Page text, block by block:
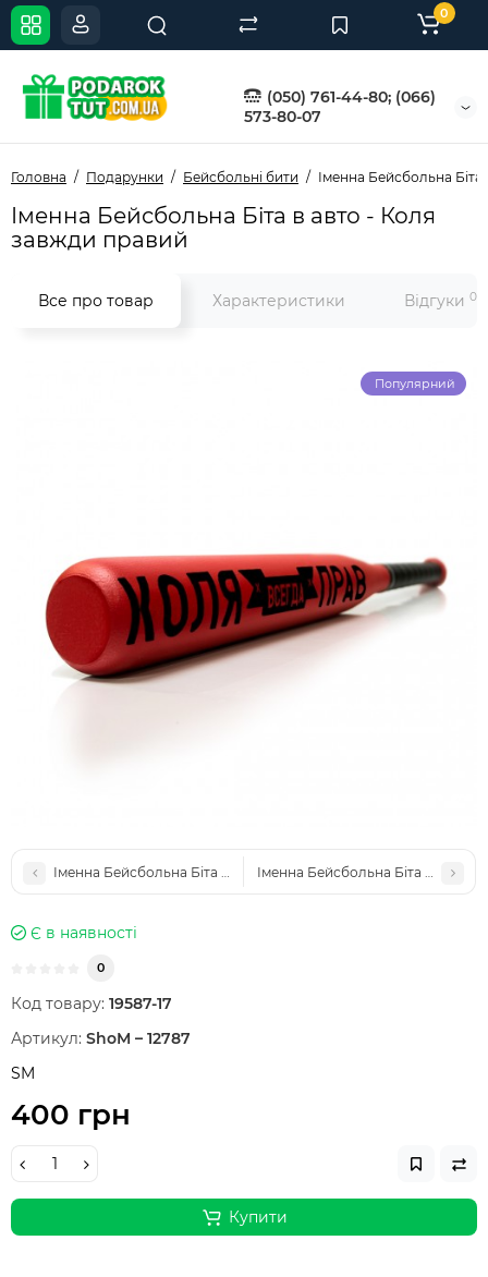
(050) 761-44-80; (066)
573-80-07
0
Головна Подарунки Бейсбольні бити Іменна Бейсбольна
Іменна Бейсбольна Біта в авто - Коля
завжди правий
Все про товар Характеристики Відгуки 0
Популярний
Іменна Бейсбольна Біта в авто "Макс завжди правий"
Іменна Бейсбольна Біта в авто
Є в наявності
0
Код товару: 19587-17
Артикул: ShoM – 12787
SM
400 грн
Купити